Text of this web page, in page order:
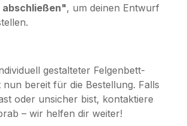
abschließen", um deinen Entwurf
gestalteter Felgenbett-
bereit für die Bestellung. Falls
oder unsicher bist, kontaktiere
– wir helfen dir weiter!